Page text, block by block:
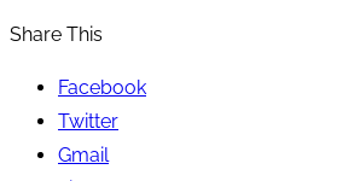
Share This
Facebook
Twitter
Gmail